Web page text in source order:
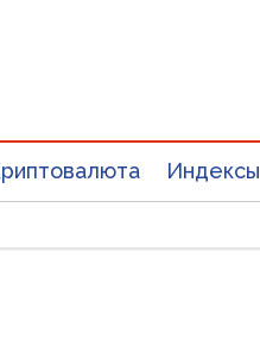
Индексы